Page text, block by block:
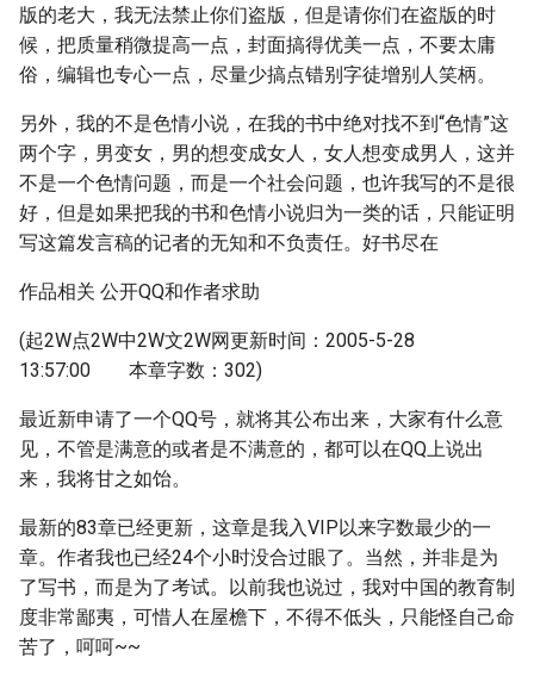
版的老大，我无法禁止你们盗版，但是请你们在盗版的时
候，把质量稍微提高一点，封面搞得优美一点，不要太庸
俗，编辑也专心一点，尽量少搞点错别字徒增别人笑柄。
另外，我的不是色情小说，在我的书中绝对找不到“色情”这
两个字，男变女，男的想变成女人，女人想变成男人，这并
不是一个色情问题，而是一个社会问题，也许我写的不是很
好，但是如果把我的书和色情小说归为一类的话，只能证明
写这篇发言稿的记者的无知和不负责任。好书尽在
作品相关 公开QQ和作者求助
(起2W点2W中2W文2W网更新时间：2005-5-28
13:57:00 本章字数：302)
最近新申请了一个QQ号，就将其公布出来，大家有什么意
见，不管是满意的或者是不满意的，都可以在QQ上说出
来，我将甘之如饴。
最新的83章已经更新，这章是我入VIP以来字数最少的一
章。作者我也已经24个小时没合过眼了。当然，并非是为
了写书，而是为了考试。以前我也说过，我对中国的教育制
度非常鄙夷，可惜人在屋檐下，不得不低头，只能怪自己命
苦了，呵呵~~